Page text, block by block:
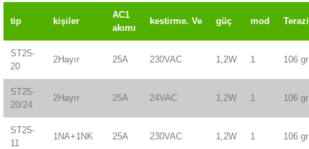
tip kişiler
AC1
akımı
kestirme. Ve güç mod Terazi
ST25-
20
2Hayır 25A 230VAC 1,2W 1 106 gr
ST25-
20/24
2Hayır 25A 24VAC 1,2W 1 106 gr
ST25-
11
1NA+1NK 25A 230VAC 1,2W 1 106 gr